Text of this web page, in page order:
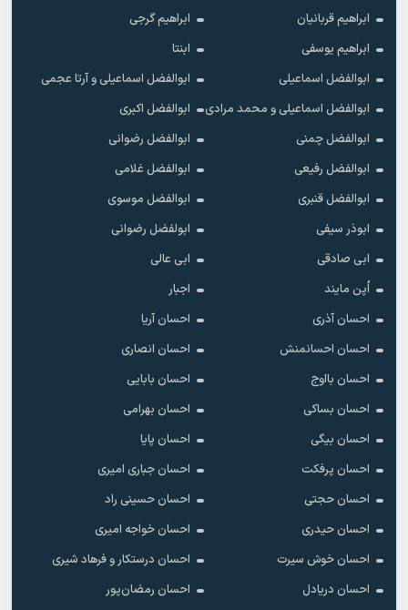
ابراهیم قربانیان
ابراهیم گرجی
ابراهیم یوسفی
ابنتا
ابوالفضل اسماعیلی
ابوالفضل اسماعیلی و آرتا عجمی
ابوالفضل اسماعیلی و محمد مرادی
ابوالفضل اکبری
ابوالفضل چمنی
ابوالفضل رضوانی
ابوالفضل رفیعی
ابوالفضل غلامی
ابوالفضل قنبری
ابوالفضل موسوی
ابوذر سیفی
ابولفضل رضوانی
ابی صادقی
ابی عالی
اُپن مایند
اجبار
احسان آذری
احسان آریا
احسان احسانمنش
احسان انصاری
احسان بااوج
احسان بابایی
احسان بساکی
احسان بهرامی
احسان بیگی
احسان پایا
احسان پرفکت
احسان جباری امیری
احسان حجتی
احسان حسینی راد
احسان حیدری
احسان خواجه امیری
احسان خوش سیرت
احسان درستکار و فرهاد شیرى
احسان دریادل
احسان رمضان‌پور